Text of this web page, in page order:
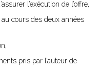
l’exécution de l’offre,
au cours des deux années
pris par l’auteur de